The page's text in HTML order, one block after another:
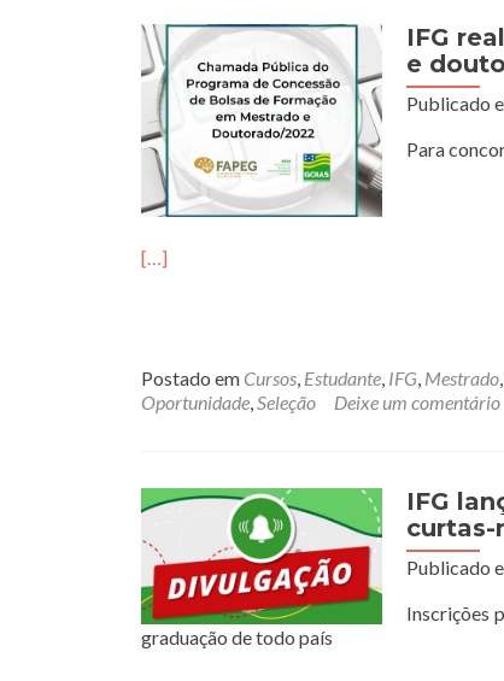
IFG
e
Publicado
Para
[…]
Postado em Cursos, Estudante, IFG, Mestrado,
Oportunidade,Seleção Deixe um comentário
IFG
curtas-
Publicado
Inscrições
graduação de todo país